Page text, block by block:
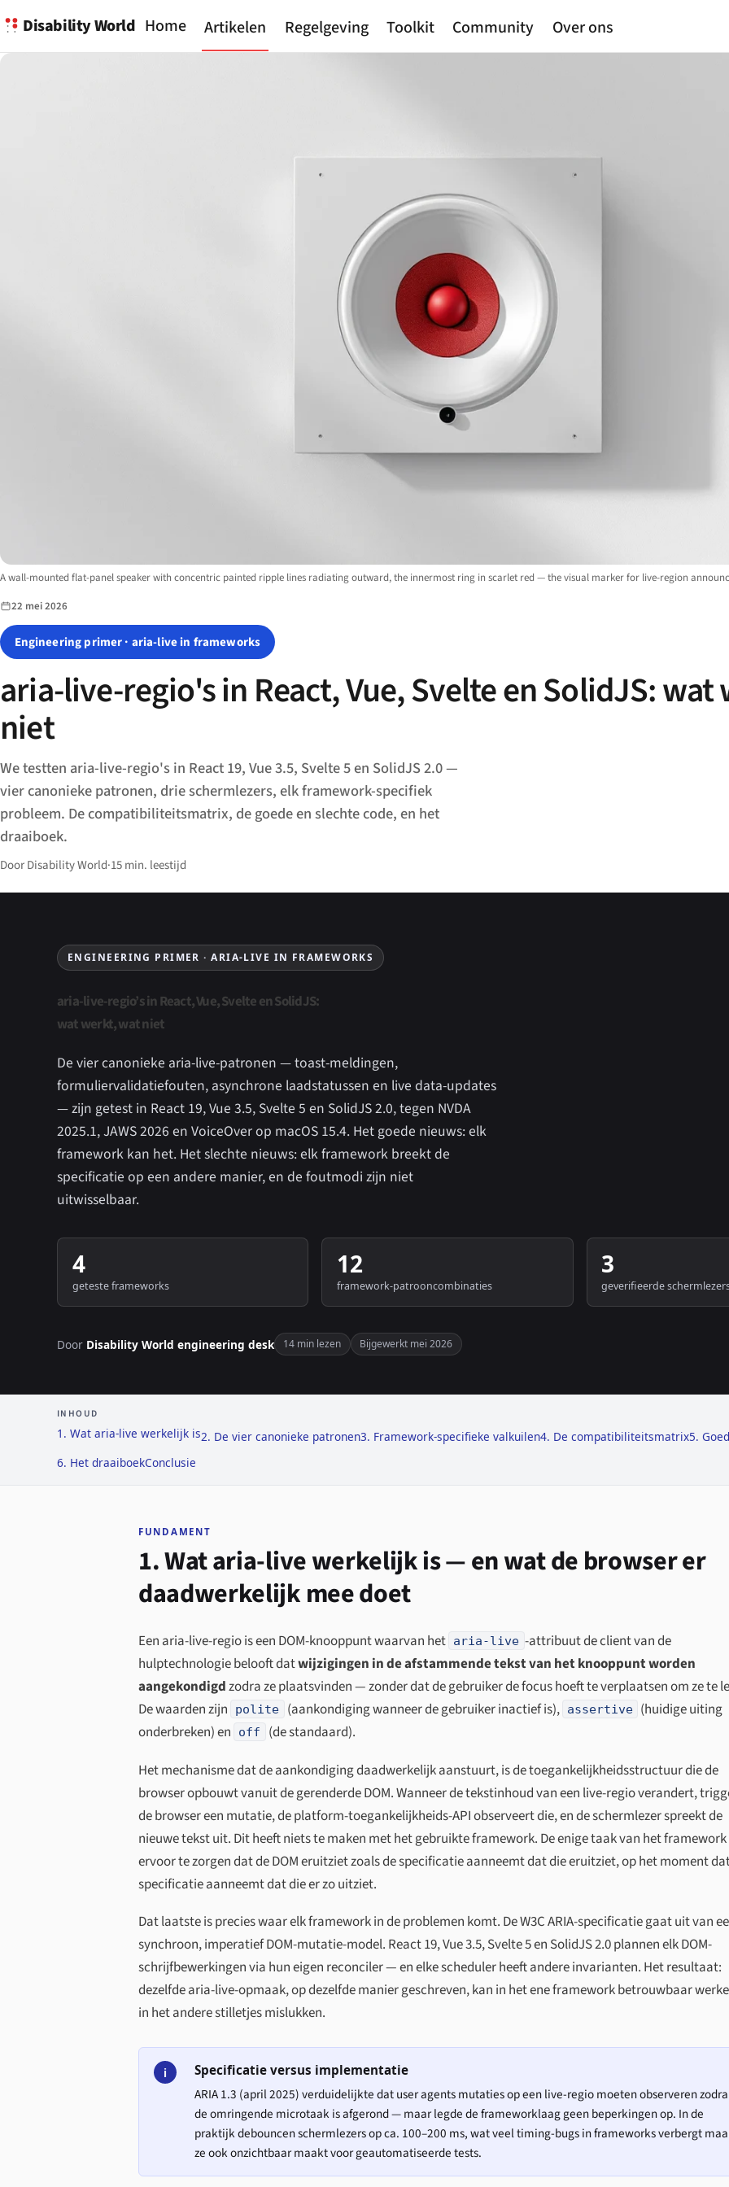
Disability World Home Artikelen Regelgeving Toolkit Community Over ons
Image description:
A wall-mounted flat-panel speaker with concentric painted ripple lines radiating outward, the innermost ring in scarlet red — the visual marker for live-region
22 mei 2026
Engineering primer · aria-live in frameworks
aria-live-regio's in React, Vue, Svelte en SolidJS:
niet
We testten aria-live-regio's in React 19, Vue 3.5, Svelte 5 en SolidJS 2.0 —
vier canonieke patronen, drie schermlezers, elk framework-specifiek
probleem. De compatibiliteitsmatrix, de goede en slechte code, en het
draaiboek.
Door Disability World·15 min. leestijd
ENGINEERING PRIMER · ARIA-LIVE IN FRAMEWORKS
aria-live-regio’s in React, Vue, Svelte en SolidJS:
wat werkt, wat niet
De vier canonieke aria-live-patronen — toast-meldingen,
formuliervalidatiefouten, asynchrone laadstatussen en live data-updates
— zijn getest in React 19, Vue 3.5, Svelte 5 en SolidJS 2.0, tegen NVDA
2025.1, JAWS 2026 en VoiceOver op macOS 15.4. Het goede nieuws: elk
framework kan het. Het slechte nieuws: elk framework breekt de
specificatie op een andere manier, en de foutmodi zijn niet
uitwisselbaar.
4
geteste frameworks
12
framework-patrooncombinaties
3
geverifieerde
Door Disability World engineering desk 14 min lezen Bijgewerkt mei 2026
INHOUD
1. Wat aria-live werkelijk is2. De vier canonieke patronen3. Framework-specifieke valkuilen4. De compatibiliteitsmatrix5.
6. Het draaiboekConclusie
FUNDAMENT
1. Wat aria-live werkelijk is — en wat de browser er
daadwerkelijk mee doet
Een aria-live-regio is een DOM-knooppunt waarvan het aria-live -attribuut de client van de
hulptechnologie belooft datwijzigingen in de afstammende tekst van het knooppunt worden
aangekondigdzodra ze plaatsvinden — zonder dat de gebruiker de focus hoeft te verplaatsen om ze te
De waarden zijn
polite (aankondiging wanneer de gebruiker inactief is), assertive (huidige uiting
onderbreken) en
off
(de standaard).
Het mechanisme dat de aankondiging daadwerkelijk aanstuurt, is de toegankelijkheidsstructuur die de
browser opbouwt vanuit de gerenderde DOM. Wanneer de tekstinhoud van een live-regio verandert,
de browser een mutatie, de platform-toegankelijkheids-API observeert die, en de schermlezer spreekt de
nieuwe tekst uit. Dit heeft niets te maken met het gebruikte framework. De enige taak van het framework
ervoor te zorgen dat de DOM eruitziet zoals de specificatie aanneemt dat die eruitziet, op het moment
specificatie aanneemt dat die er zo uitziet.
Dat laatste is precies waar elk framework in de problemen komt. De W3C ARIA-specificatie gaat uit van
synchroon, imperatief DOM-mutatie-model. React 19, Vue 3.5, Svelte 5 en SolidJS 2.0 plannen elk DOM-
schrijfbewerkingen via hun eigen reconciler — en elke scheduler heeft andere invarianten. Het resultaat:
dezelfde aria-live-opmaak, op dezelfde manier geschreven, kan in het ene framework betrouwbaar
in het andere stilletjes mislukken.
i Specificatie versus implementatie
ARIA 1.3 (april 2025) verduidelijkte dat user agents mutaties op een live-regio moeten observeren zodra
de omringende microtaak is afgerond — maar legde de frameworklaag geen beperkingen op. In de
praktijk debouncen schermlezers op ca. 100–200 ms, wat veel timing-bugs in frameworks verbergt
ze ook onzichtbaar maakt voor geautomatiseerde tests.